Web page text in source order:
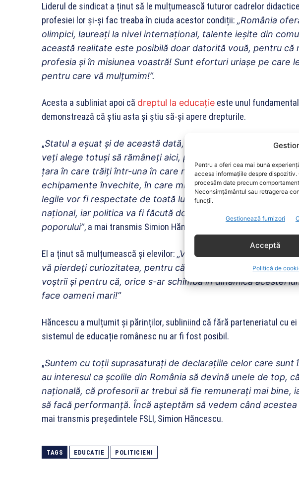
Pentru a oferi cea mai bună
accesa informațiile despre
procesăm date precum
Neconsimțământul sau retragerea
funcții.
Gestionează furnizori
Acceptă
Politică de
Liderul de sindicat a ținut să le mulțumească tuturor cadrelor
profesiei lor și-și fac treaba în ciuda acestor condiții: „România
olimpici, laureați la nivel internațional, talente ieșite din
această realitate este posibilă doar datorită vouă, pentru că
profesia și în misiunea voastră! Sunt eforturi uriașe pe care
pentru care vă mulțumim!”.
Acesta a subliniat apoi că dreptul la educație este unul
demonstrează că știu asta și știu să-și apere drepturile.
„Statul a eșuat și de această dată, iar noi, societatea, privim
veți alege totuși să rămâneți aici, pe pământ românesc,
țara în care trăiți într-una în care nu vor mai exista școli în
echipamente învechite, în care minciuna și corupția nu vor
legile vor fi respectate de toată lumea, educația și
național, iar politica va fi făcută doar de cei care vor să
poporului”, a mai transmis Simion Hăncescu.
El a ținut să mulțumească și elevilor: „Vă mulțumim pentru că
vă pierdeți curiozitatea, pentru că știți să faceți echipă chiar
voștrii și pentru că, orice s-ar schimba în dinamica acestei
face oameni mari!”
Hăncescu a mulțumit și părinților, subliniind că fără parteneriatul cu
sistemul de educație românesc nu ar fi fost posibil.
„Suntem cu toții suprasaturați de declarațiile celor care sunt
au interesul ca școlile din România să devină unele de top,
națională, că profesorii ar trebui să fie remunerați mai bine,
să facă performanță. Încă așteptăm să vedem când
mai transmis președintele FSLI, Simion Hăncescu.
TAGS EDUCATIE POLITICIENI